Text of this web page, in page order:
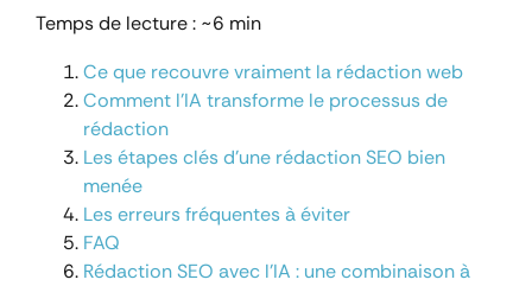
Temps de lecture : ~6 min
Ce que recouvre vraiment la rédaction web
Comment l’IA transforme le processus de
rédaction
Les étapes clés d’une rédaction SEO bien
menée
Les erreurs fréquentes à éviter
FAQ
Rédaction SEO avec l’IA : une combinaison à